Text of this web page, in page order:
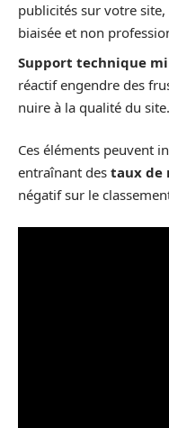
publicités sur votre
biaisée et non
Support technique
réactif engendre des
nuire à la qualité du site.
Ces éléments peuvent
entraînant des taux de
négatif sur le